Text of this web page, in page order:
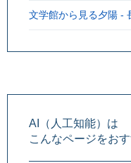
文学館から見る夕陽 -
AI（人工知能）は
こんなページをお